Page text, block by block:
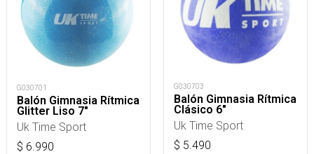
G030701
Balón Gimnasia Rítmica
Glitter Liso 7"
Uk Time Sport
$ 6.990
G030703
Balón Gimnasia Rítmica
Clásico 6"
Uk Time Sport
$ 5.490